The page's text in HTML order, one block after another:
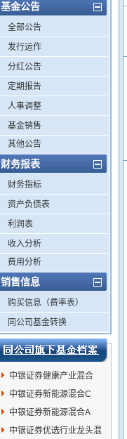
基金公告
全部公告
发行运作
分红公告
定期报告
人事调整
基金销售
其他公告
财务报表
财务指标
资产负债表
利润表
收入分析
费用分析
销售信息
购买信息（费率表）
同公司基金转换
中银证券健康产业混合
中银证券新能源混合C
中银证券新能源混合A
中银证券优选行业龙头混